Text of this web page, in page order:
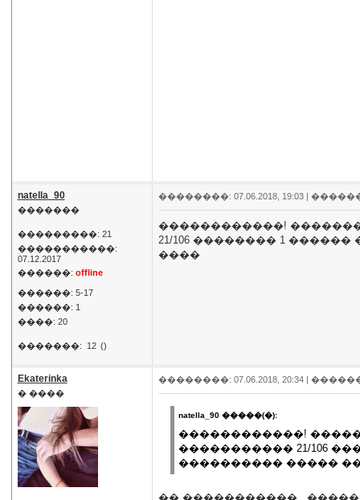
natella_90
�������
���������: 21
�����������:
07.12.2017
������: offline
������: 5-17
������: 1
����: 20
�������: 12 ()
��������: 07.06.2018, 19:03 |
������������!
21/106 �������� 1
����
Ekaterinka
� ����
��������: 07.06.2018, 20:34 |
natella_90 �����(�):
������������!
����������� 21/106
���������� �����
�� ����������� ,